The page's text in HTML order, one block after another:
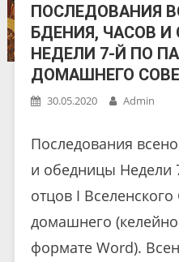
ПОСЛЕДОВАНИЯ
БДЕНИЯ, ЧАСОВ
НЕДЕЛИ 7-Й ПО
ДОМАШНЕГО
30.05.2020 Admin
Последования
и обедницы Недели
отцов I
домашнего
формате Word).